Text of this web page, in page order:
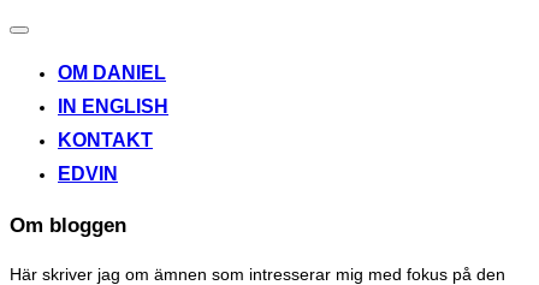
Toggle
OM DANIEL
IN ENGLISH
KONTAKT
EDVIN
Om bloggen
Här skriver jag om ämnen som intresserar mig med fokus på den